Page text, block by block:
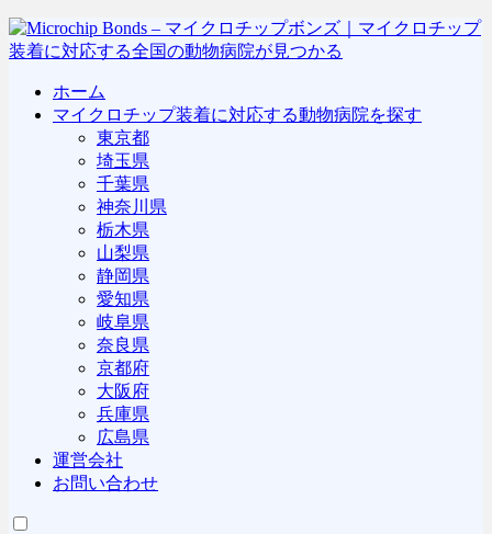
ホーム
マイクロチップ装着に対応する動物病院を探す
東京都
埼玉県
千葉県
神奈川県
栃木県
山梨県
静岡県
愛知県
岐阜県
奈良県
京都府
大阪府
兵庫県
広島県
運営会社
お問い合わせ